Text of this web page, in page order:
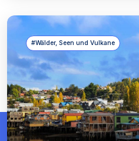
#Wälder, Seen und Vulkane